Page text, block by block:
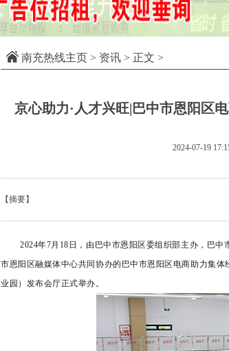
南充热线主页 > 资讯 > 正文 >
京心助力·人才兴旺|巴中市恩阳区
2024-07-19
【摘要】
2024年7月18日，由巴中市恩阳区委组织部主办，巴
市恩阳区融媒体中心共同协办的巴中市恩阳区电商助力集
业园）发布会厅正式举办。